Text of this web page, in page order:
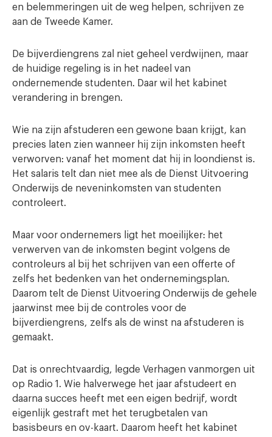
en belemmeringen uit de weg helpen, schrijven ze
aan de Tweede Kamer.
De bijverdiengrens zal niet geheel verdwijnen, maar
de huidige regeling is in het nadeel van
ondernemende studenten. Daar wil het kabinet
verandering in brengen.
Wie na zijn afstuderen een gewone baan krijgt, kan
precies laten zien wanneer hij zijn inkomsten heeft
verworven: vanaf het moment dat hij in loondienst is.
Het salaris telt dan niet mee als de Dienst Uitvoering
Onderwijs de neveninkomsten van studenten
controleert.
Maar voor ondernemers ligt het moeilijker: het
verwerven van de inkomsten begint volgens de
controleurs al bij het schrijven van een offerte of
zelfs het bedenken van het ondernemingsplan.
Daarom telt de Dienst Uitvoering Onderwijs de gehele
jaarwinst mee bij de controles voor de
bijverdiengrens, zelfs als de winst na afstuderen is
gemaakt.
Dat is onrechtvaardig, legde Verhagen vanmorgen uit
op Radio 1. Wie halverwege het jaar afstudeert en
daarna succes heeft met een eigen bedrijf, wordt
eigenlijk gestraft met het terugbetalen van
basisbeurs en ov-kaart. Daarom heeft het kabinet